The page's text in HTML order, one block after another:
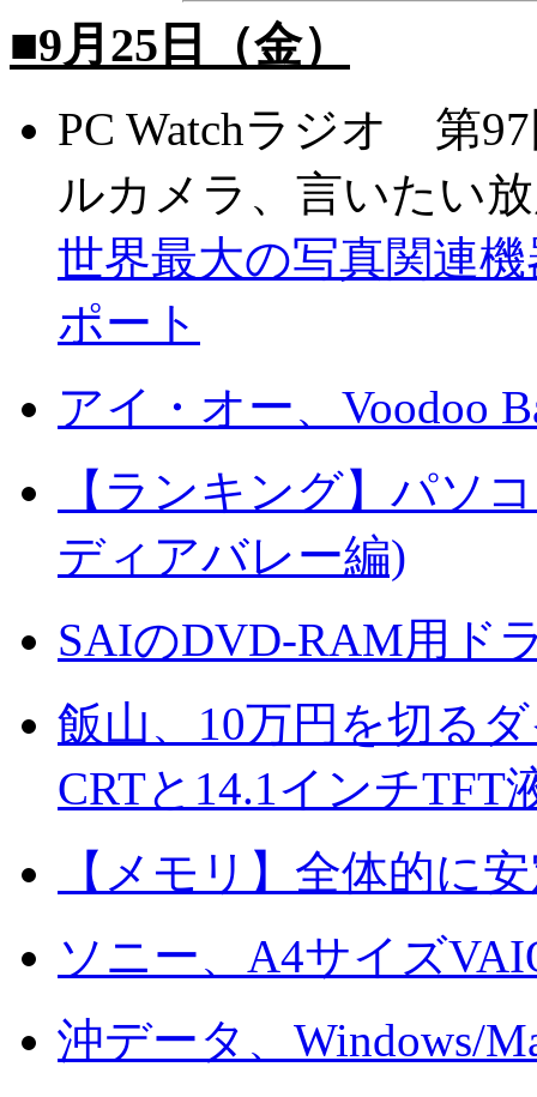
■9月25日（金）
PC Watchラジオ 第
ルカメラ、言いたい
世界最大の写真関連
ポート
アイ・オー、Voodoo
【ランキング】パソ
ディアバレー編)
SAIのDVD-RAM用ド
飯山、10万円を切る
CRTと14.1インチTFT
【メモリ】全体的に
ソニー、A4サイズ
沖データ、Windows/